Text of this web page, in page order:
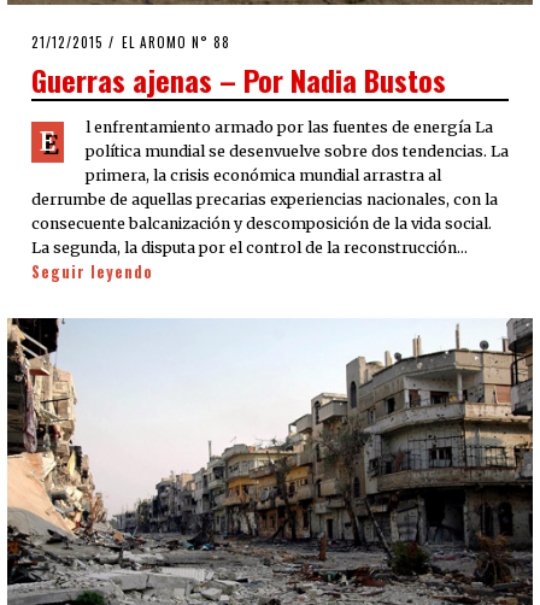
POSTED
21/12/2015 21/12/2015
EL AROMO N° 88
Guerras ajenas – Por Nadia Bustos
E
l enfrentamiento armado por las fuentes de energía La
política mundial se desenvuelve sobre dos tendencias. La
primera, la crisis económica mundial arrastra al
derrumbe de aquellas precarias experiencias nacionales, con la
consecuente balcanización y descomposición de la vida social.
La segunda, la disputa por el control de la reconstrucción…
Seguir leyendo